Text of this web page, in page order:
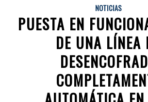
NOTICIAS
PUESTA EN
DE UNA LÍNEA